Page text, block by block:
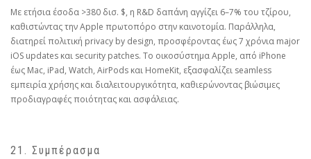
Με ετήσια έσοδα >380 δισ. $, η R&D δαπάνη αγγίζει 6–7% του τζίρου,
καθιστώντας την Apple πρωτοπόρο στην καινοτομία. Παράλληλα,
διατηρεί πολιτική privacy by design, προσφέροντας έως 7 χρόνια major
iOS updates και security patches. Το οικοσύστημα Apple, από iPhone
έως Mac, iPad, Watch, AirPods και HomeKit, εξασφαλίζει seamless
εμπειρία χρήσης και διαλειτουργικότητα, καθιερώνοντας βιώσιμες
προδιαγραφές ποιότητας και ασφάλειας.
21. Συμπέρασμα